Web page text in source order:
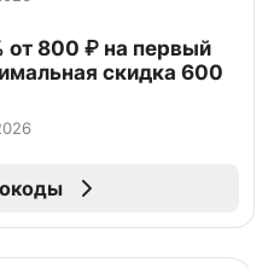
от 800 ₽ на первый
скидка 600